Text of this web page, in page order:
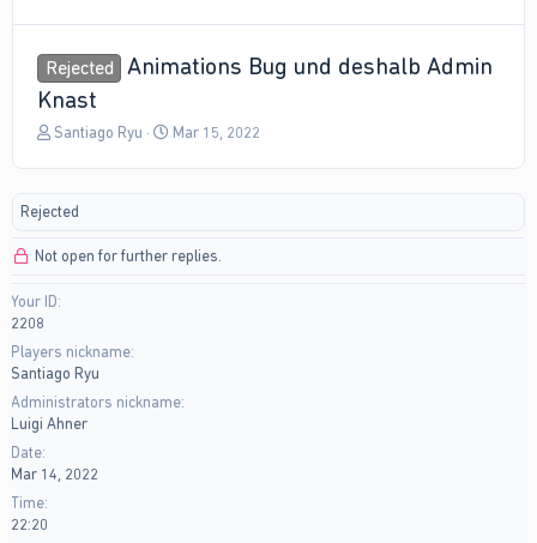
Rejected
Animations Bug und deshalb Admin
Knast
T
a
s
a
t
e
Santiago Ryu
S
a
Mar 15, 2022
Rejected
Not open for further replies.
Your ID
2208
Players nickname
Santiago Ryu
Administrators nickname
Luigi Ahner
Date
Mar 14, 2022
Time
22:20